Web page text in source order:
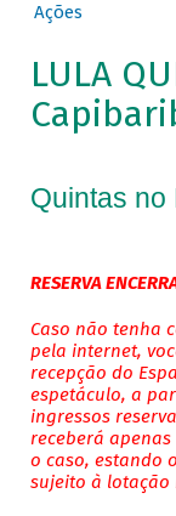
Ações
LULA
Quintas no
RESERVA
Caso não tenha
pela internet,
recepção do
espetáculo, a
ingressos
receberá
o caso, estando
sujeito à lotação